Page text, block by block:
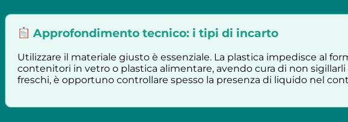
Approfondimento tecnico: i tipi di incarto
Utilizzare il materiale giusto è essenziale. La plastica impedisce al
contenitori in vetro o plastica alimentare, avendo cura di non
freschi, è opportuno controllare spesso la presenza di liquido nel